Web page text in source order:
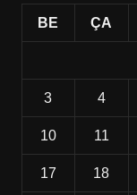
BE ÇA
3 4
10 11
17 18